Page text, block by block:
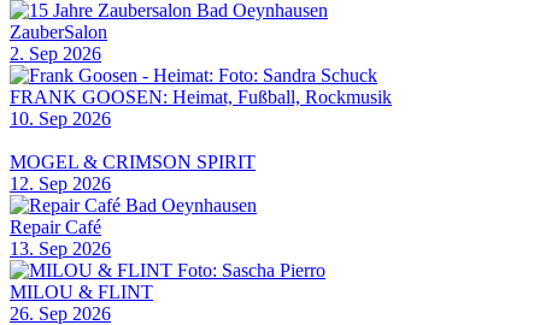
ZauberSalon
2. Sep 2026
FRANK GOOSEN: Heimat, Fußball, Rockmusik
10. Sep 2026
MOGEL & CRIMSON SPIRIT
12. Sep 2026
Repair Café
13. Sep 2026
MILOU & FLINT
26. Sep 2026